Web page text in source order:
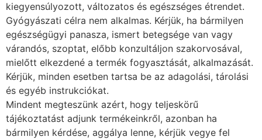
kiegyensúlyozott, változatos és egészséges étrendet.
Gyógyászati célra nem alkalmas. Kérjük, ha bármilyen
egészségügyi panasza, ismert betegsége van vagy
várandós, szoptat, előbb konzultáljon szakorvosával,
mielőtt elkezdené a termék fogyasztását, alkalmazását.
Kérjük, minden esetben tartsa be az adagolási, tárolási
és egyéb instrukciókat.
Mindent megteszünk azért, hogy teljeskörű
tájékoztatást adjunk termékeinkről, azonban ha
bármilyen kérdése, aggálya lenne, kérjük vegye fel